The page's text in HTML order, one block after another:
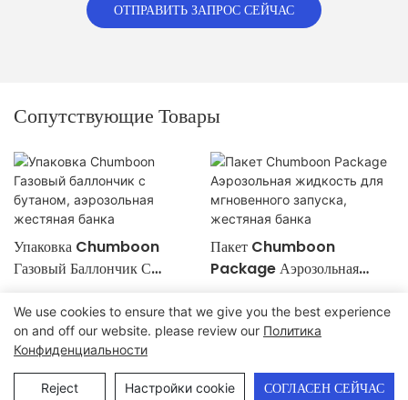
ОТПРАВИТЬ ЗАПРОС СЕЙЧАС
Сопутствующие Товары
Упаковка Chumboon
Газовый Баллончик С
Жестяная Банка
Пакет Chumboon
Package Аэрозольная
Запуска, Жестяная Банка
Авторские права © 2024 Chumboon Metal Packaging Group
Co.,Ltd. - www.chumboonpackage.com |
политика конфиденциальности
We use cookies to ensure that we give you the best experience
on and off our website. please review our Политика
Конфиденциальности
Reject Настройки cookie СОГЛАСЕН СЕЙЧАС